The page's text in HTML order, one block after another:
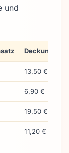
und
13,50 €
6,90 €
19,50 €
11,20 €